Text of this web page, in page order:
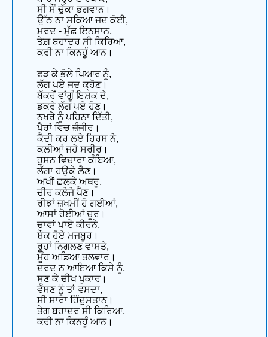
ਸੀ ਸੌਂ ਚੁੱਕਾ ਭਗਵਾਨ।
ਉੱਠ ਨਾ ਸਕਿਆ ਜਦ ਕੋਈ,
ਮਰਦ - ਮੁੱਛ ਇਨਸਾਨ,
ਤੇਗ਼ ਬਹਾਦਰ ਸੀ ਕਿਰਿਆ,
ਕਰੀ ਨਾ ਕਿਨਹੂੰ ਆਨ।
ਫੜ ਕੇ ਭੋਲੇ ਪਿਆਰ ਨੂੰ,
ਲੱਗ ਪਏ ਜਦ ਕ੍ਹੋਣ।
ਬੱਕਰੇਂ ਵਾਂਗੂੰ ਇਸ਼ਕ ਦੇ,
ਡਕਰੇ ਲੱਗ ਪਏ ਹੋਣ।
ਨਖਰੇ ਨੂੰ ਪਹਿਨਾ ਦਿੱਤੀ,
ਪੈਰਾਂ ਵਿਚ ਜ਼ੰਜੀਰ।
ਕੈਦੀ ਕਰ ਲਏ ਹਿਰਸ ਨੇ,
ਕਲੀਆਂ ਜਹੇ ਸਰੀਰ।
ਹੁਸਨ ਵਿਚਾਰਾ ਕੰਬਿਆ,
ਲੱਗਾ ਹਉਕੇ ਲੈਣ।
ਅਖੀਂ ਛਲਕੇ ਅਥਰੂ,
ਚੀਰ ਕਲੇਜੇ ਪੈਣ।
ਰੀਝਾਂ ਜ਼ਖਮੀਂ ਹੋ ਗਈਆਂ,
ਆਸਾਂ ਹੋਈਆਂ ਚੂਰ।
ਚਾਵਾਂ ਪਾਏ ਕੀਰਨੇ,
ਸ਼ੌਕ ਹੋਏ ਮਜਬੂਰ।
ਰੂਹਾਂ ਨਿਗਲਣ ਵਾਸਤੇ,
ਮੂੰਹ ਅਡਿਆ ਤਲਵਾਰ।
ਦਰਦ ਨ ਆਇਆ ਕਿਸੇ ਨੂੰ,
ਸੁਣ ਕੇ ਚੀਖ ਪੁਕਾਰ।
ਵੱਸਣ ਨੂੰ ਤਾਂ ਵਸਦਾ,
ਸੀ ਸਾਰਾ ਹਿੰਦੁਸਤਾਨ।
ਤੇਗ ਬਹਾਦਰ ਸੀ ਕਿਰਿਆ,
ਕਰੀ ਨਾ ਕਿਨਹੂੰ ਆਨ।